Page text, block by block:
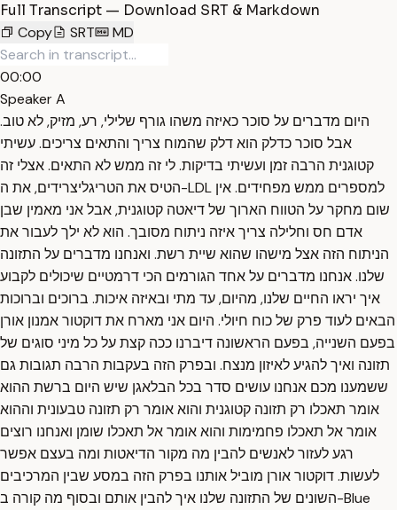
Full Transcript — Download SRT & Markdown
Copy
SRT MD
00:00
Speaker A
היום מדברים על סוכר כאיזה משהו גורף שלילי, רע, מזיק, לא טוב.
אבל סוכר כדלק הוא דלק שהמוח צריך והתאים צריכים. עשיתי
קטוגנית הרבה זמן ועשיתי בדיקות. לי זה ממש לא התאים. אצלי זה
הטיס את הטריגליצרידים, את ה-LDL למספרים ממש מפחידים. אין
שום מחקר על הטווח הארוך של דיאטה קטוגנית, אבל אני מאמין שבן
אדם חס וחלילה צריך איזה ניתוח מסובך. הוא לא ילך לעבור את
הניתוח הזה אצל מישהו שהוא שיית רשת. ואנחנו מדברים על התזונה
שלנו. אנחנו מדברים על אחד הגורמים הכי דרמטיים שיכולים לקבוע
איך יראו החיים שלנו, מהיום, עד מתי ובאיזה איכות. ברוכים וברוכות
הבאים לעוד פרק של כוח חיולי. היום אני מארח את דוקטור אמנון אורן
בפעם השנייה, בפעם הראשונה דיברנו ככה קצת על כל מיני סוגים של
תזונה ואיך להגיע לאיזון מנצח. ובפרק הזה בעקבות הרבה תגובות גם
ששמענו מכם אנחנו עושים סדר בכל הבלאגן שיש היום ברשת ההוא
אומר תאכלו רק תזונה קטוגנית והוא אומר רק תזונה טבעונית וההוא
אומר אל תאכלו פחמימות והוא אומר אל תאכלו שומן ואנחנו רוצים
רגע לעזור לאנשים להבין מה מקור הדיאטות ומה בעצם אפשר
לעשות. דוקטור אורן מוביל אותנו בפרק הזה במסע שבין המרכיבים
השונים של התזונה שלנו איך להבין אותם ובסוף מה קורה ב-Blue